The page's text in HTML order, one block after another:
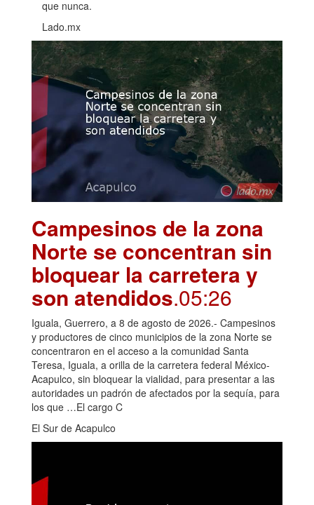
que nunca.
Lado.mx
Campesinos de la zona
Norte se concentran sin
bloquear la carretera y
son atendidos.05:26
Iguala, Guerrero, a 8 de agosto de 2026.- Campesinos
y productores de cinco municipios de la zona Norte se
concentraron en el acceso a la comunidad Santa
Teresa, Iguala, a orilla de la carretera federal México-
Acapulco, sin bloquear la vialidad, para presentar a las
autoridades un padrón de afectados por la sequía, para
los que …El cargo C
El Sur de Acapulco